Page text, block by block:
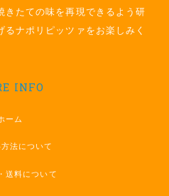
きたての味を再現できるよう研
ナポリピッツァをお楽しみく
INFO
ーム
法について
送料について